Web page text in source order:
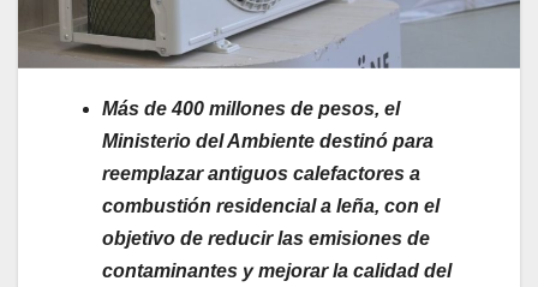
Más de 400 millones de pesos, el
Ministerio del Ambiente destinó para
reemplazar antiguos calefactores a
combustión residencial a leña, con el
objetivo de reducir las emisiones de
contaminantes y mejorar la calidad del